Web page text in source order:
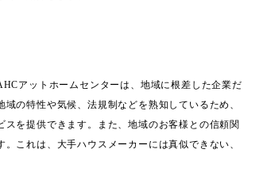
アットホームセンターは、地域に根差した企業だ
の特性や気候、法規制などを熟知しているため、
を提供できます。また、地域のお客様との信頼関
これは、大手ハウスメーカーには真似できない、